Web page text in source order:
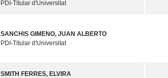
PDI-Titular d'Universitat
SANCHIS GIMENO, JUAN ALBERTO
PDI-Titular d'Universitat
SMITH FERRES, ELVIRA